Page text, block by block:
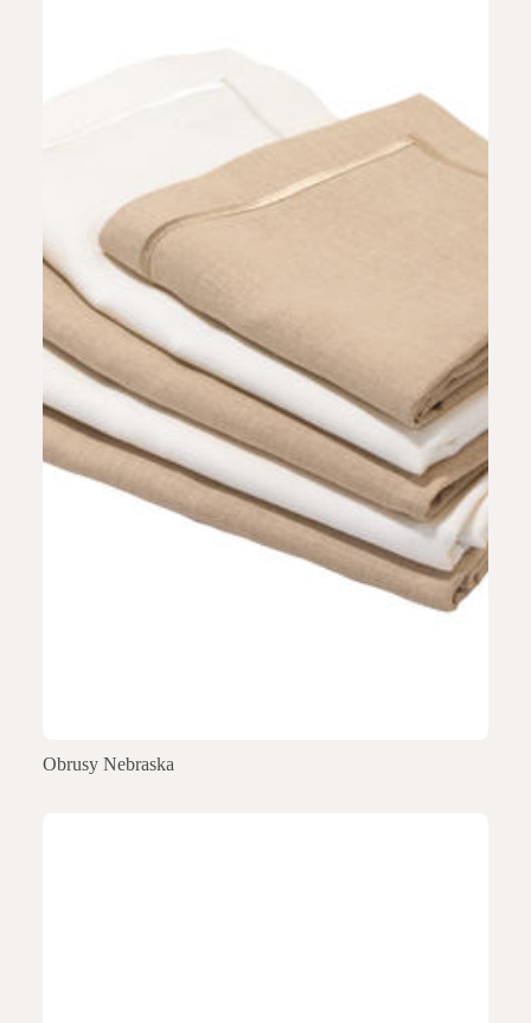
Obrusy Nebraska